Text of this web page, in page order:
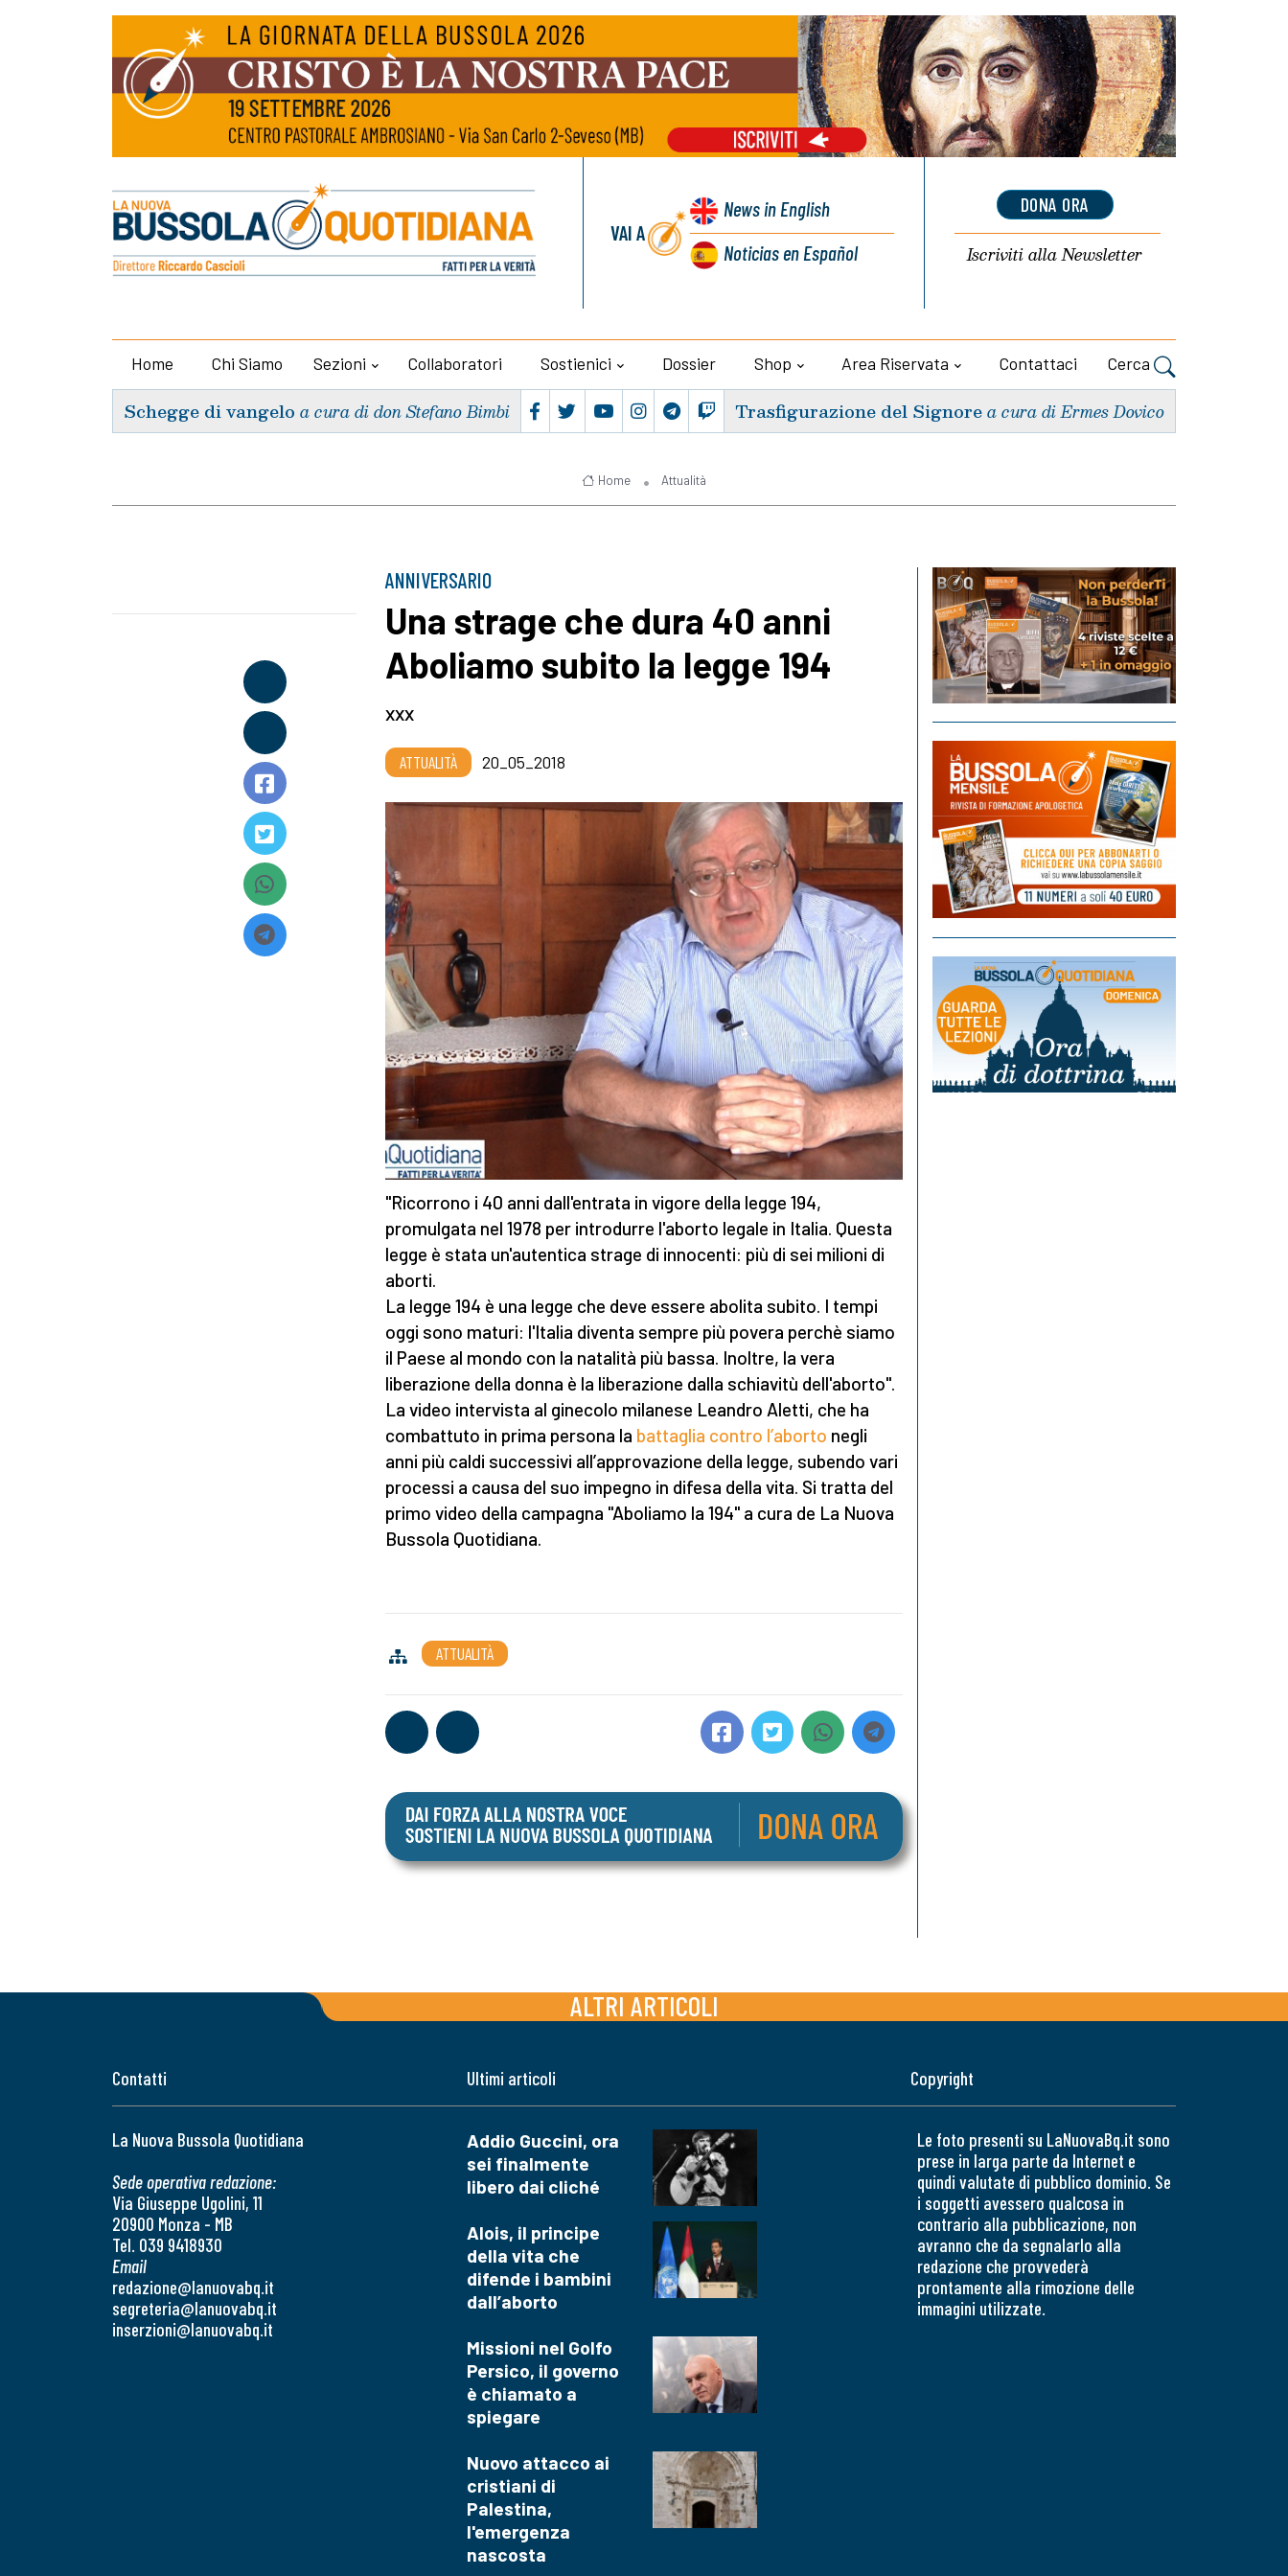
VAI A
Newsin English
Noticiasen Español
DONA ORA
Iscriviti allaNewsletter
Home Chi Siamo Sezioni Collaboratori Sostienici Dossier Shop Area Riservata Contattaci Cerca
Schegge di vangelo a cura di don Stefano Bimbi Trasfigurazione del Signorea cura di Ermes Dovico
Home Attualità
ANNIVERSARIO
Una strage che dura 40 anni
Aboliamo subito la legge 194
xxx
ATTUALITÀ 20_05_2018
"Ricorrono i 40 anni dall'entrata in vigore della legge 194,
promulgata nel 1978 per introdurre l'aborto legale in Italia. Questa
legge è stata un'autentica strage di innocenti: più di sei milioni di
aborti.
La legge 194 è una legge che deve essere abolita subito. I tempi
oggi sono maturi: l'Italia diventa sempre più povera perchè siamo
il Paese al mondo con la natalità più bassa. Inoltre, la vera
liberazione della donna è la liberazione dalla schiavitù dell'aborto".
La video intervista al ginecolo milanese Leandro Aletti, che ha
combattuto in prima persona la battaglia contro l’aborto negli
anni più caldi successivi all’approvazione della legge, subendo vari
processi a causa del suo impegno in difesa della vita. Si tratta del
primo video della campagna "Aboliamo la 194" a cura de La Nuova
Bussola Quotidiana.
ATTUALITÀ
ALTRI ARTICOLI
Contatti
La Nuova Bussola Quotidiana
Sede operativa redazione:
Via Giuseppe Ugolini, 11
20900 Monza - MB
Tel. 039 9418930
Email
redazione@lanuovabq.it
segreteria@lanuovabq.it
inserzioni@lanuovabq.it
Ultimi articoli
Addio Guccini, ora
sei finalmente
libero dai cliché
Alois, il principe
della vita che
difende i bambini
dall’aborto
Missioni nel Golfo
Persico, il governo
è chiamato a
spiegare
Nuovo attacco ai
cristiani di
Palestina,
l'emergenza
nascosta
Copyright
Le foto presenti su LaNuovaBq.it sono
prese in larga parte da Internet e
quindi valutate di pubblico dominio. Se
i soggetti avessero qualcosa in
contrario alla pubblicazione, non
avranno che da segnalarlo alla
redazione che provvederà
prontamente alla rimozione delle
immagini utilizzate.